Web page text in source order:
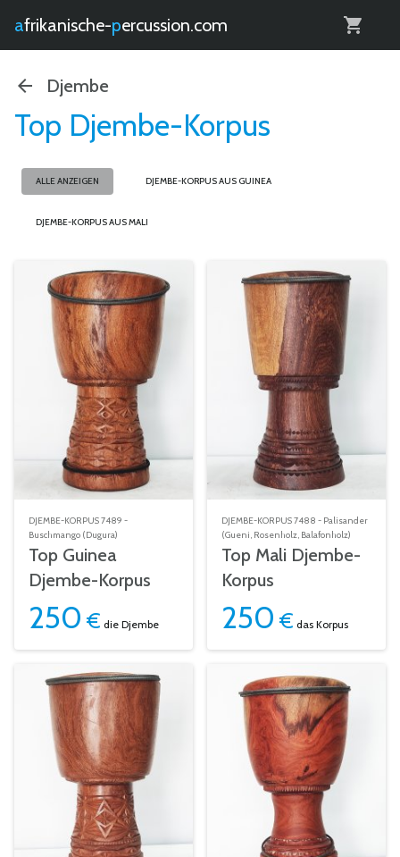
afrikanische- percussion.com
Djembe
Top Djembe-Korpus
ALLE ANZEIGEN DJEMBE-KORPUS AUS GUINEA
DJEMBE-KORPUS AUS MALI
DJEMBE-KORPUS 7489 -
Buschmango (Dugura)
Top Guinea
Djembe-Korpus
250 € die Djembe
DJEMBE-KORPUS 7488 - Palisander
(Gueni, Rosenholz, Balafonholz)
Top Mali Djembe-
Korpus
250 € das Korpus